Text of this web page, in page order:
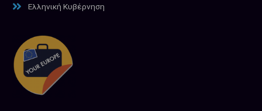
Ελληνική Κυβέρνηση